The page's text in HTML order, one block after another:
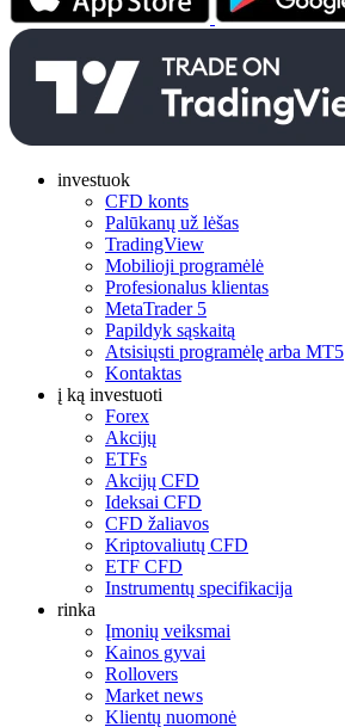
investuok
CFD konts
Palūkanų už lėšas
TradingView
Mobilioji programėlė
Profesionalus klientas
MetaTrader 5
Papildyk sąskaitą
Atsisiųsti programėlę arba MT5
Kontaktas
į ką investuoti
Forex
Akcijų
ETFs
Akcijų CFD
Ideksai CFD
CFD žaliavos
Kriptovaliutų CFD
ETF CFD
Instrumentų specifikacija
rinka
Įmonių veiksmai
Kainos gyvai
Rollovers
Market news
Klientų nuomonė